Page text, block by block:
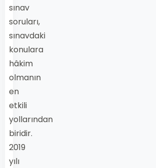
sınav
soruları,
sınavdaki
konulara
hâkim
olmanın
en
etkili
yollarından
biridir.
2019
yılı